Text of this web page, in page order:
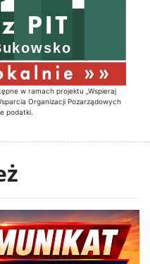
w ramach projektu „Wspieraj
Organizacji Pozarządowych
podatki.